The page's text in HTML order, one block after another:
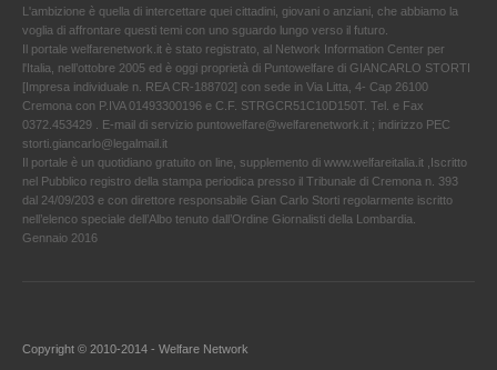
L'ambizione è quella di intercettare quei cittadini, giovani o anziani, che abbiamo la
voglia di affrontare questi temi con uno sguardo lungo verso il futuro.
Il portale welfarenetwork.it è stato registrato, al Network Information Center per
l'Italia, nell’ottobre 2005 ed è oggi proprietà di Puntowelfare di GIANCARLO STORTI
[Impresa individuale n. REA CR-188702] con sede in Via Litta, 4- Cap 26100
Cremona con P.IVA 01493300196 e C.F. STRGCR51C10D150T. Tel. e Fax
0372.453429 . E-mail di servizio puntowelfare@welfarenetwork.it ; indirizzo PEC
storti.giancarlo@legalmail.it
Il portale è un quotidiano gratuito on line, supplemento di www.welfareitalia.it ,Iscritto
nel Pubblico registro della stampa periodica presso il Tribunale di Cremona n. 393
dal 24/09/203 e con direttore responsabile Gian Carlo Storti regolarmente iscritto
nell’elenco speciale dell’Albo tenuto dall’Ordine Giornalisti della Lombardia.
Gennaio 2016
Copyright © 2010-2014 - Welfare Network